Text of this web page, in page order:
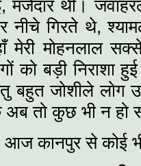
मजेदार थी।
नीचे गिरते थे,
मेरी मोहनलाल
को बड़ी निराशा
बहुत जोशीले लोग
अब तो कुछ भी न हो
आज कानपुर से कोई